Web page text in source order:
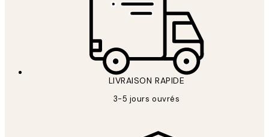
LIVRAISON RAPIDE
3-5 jours ouvrés